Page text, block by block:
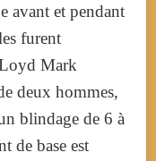
avant et pendant
furent
Mark
deux hommes,
blindage de 6 à
de base est